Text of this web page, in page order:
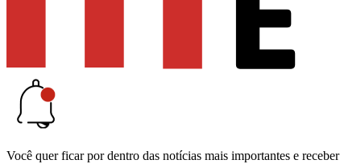
Você quer ficar por dentro das notícias mais importantes e receber